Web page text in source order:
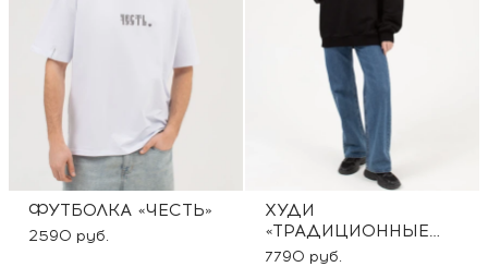
ФУТБОЛКА «ЧЕСТЬ»
2590 руб.
ХУДИ
«ТРАДИЦИОННЫЕ
ЦЕННОСТИ»
7790 руб.